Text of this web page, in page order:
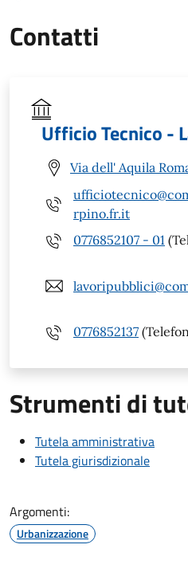
Contatti
Ufficio Tecnico -
Via dell' Aquila
rpino.fr.it
0776852107 - 01
0776852137
Strumenti di
Tutela amministrativa
Tutela giurisdizionale
Argomenti:
Urbanizzazione